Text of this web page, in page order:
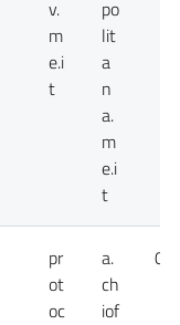
v.
m
e.i
t
po
lit
a
n
a.
m
e.i
t
pr
ot
oc
a.
ch
iof